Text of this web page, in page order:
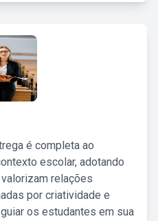
é completa ao
escolar, adotando
relações
por criatividade e
os estudantes em sua